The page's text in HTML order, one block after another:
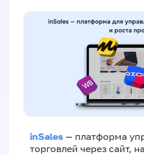
inSales — платформа
торговлей через сайт,